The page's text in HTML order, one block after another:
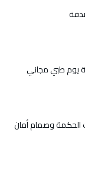
يوم طبي مجاني
الحكمة وصمام أمان